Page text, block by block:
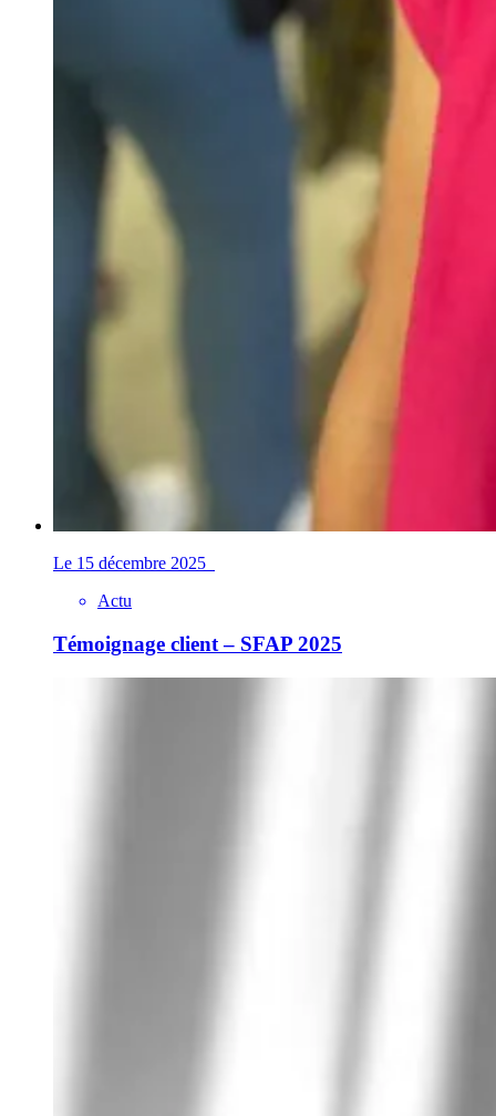
Le 15 décembre 2025
Actu
Témoignage client – SFAP 2025